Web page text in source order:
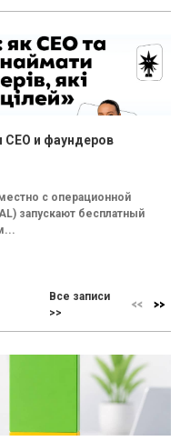
и фаундеров
с операционной
запускают бесплатный
Все записи
>>